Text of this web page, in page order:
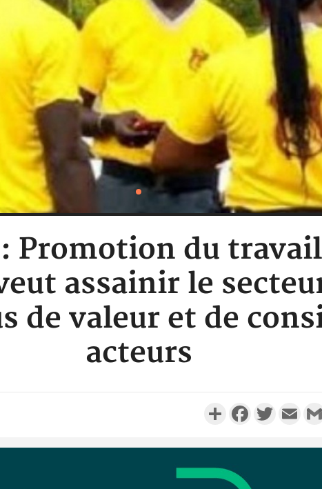
Promotion du
assainir le
de valeur et de
acteurs
PartagerFacebookTwitterEmail